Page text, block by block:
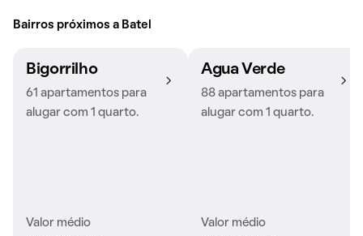
Bairros próximos a Batel
Bigorrilho
61 apartamentos para
alugar com 1 quarto.
Valor médio
Água Verde
88 apartamentos para
alugar com 1 quarto.
Valor médio